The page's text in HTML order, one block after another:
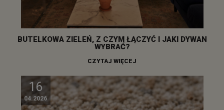
BUTELKOWA ZIELEŃ, Z CZYM ŁĄCZYĆ I JAKI DYWAN
WYBRAĆ?
CZYTAJ WIĘCEJ
16
04.2026